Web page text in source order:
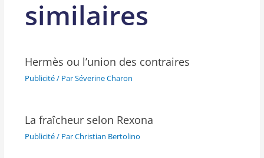
similaires
Hermès ou l’union des contraires
Publicité/ ParSéverine Charon
La fraîcheur selon Rexona
Publicité/ ParChristian Bertolino